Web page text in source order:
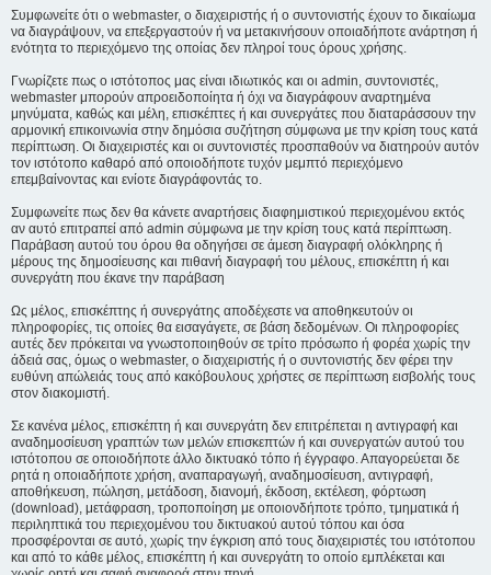
Συμφωνείτε ότι ο webmaster, ο διαχειριστής ή ο συντονιστής έχουν το δικαίωμα
να διαγράψουν, να επεξεργαστούν ή να μετακινήσουν οποιαδήποτε ανάρτηση ή
ενότητα το περιεχόμενο της οποίας δεν πληροί τους όρους χρήσης.
Γνωρίζετε πως ο ιστότοπος μας είναι ιδιωτικός και οι admin, συντονιστές,
webmaster μπορούν απροειδοποίητα ή όχι να διαγράφουν αναρτημένα
μηνύματα, καθώς και μέλη, επισκέπτες ή και συνεργάτες που διαταράσσουν την
αρμονική επικοινωνία στην δημόσια συζήτηση σύμφωνα με την κρίση τους κατά
περίπτωση. Οι διαχειριστές και οι συντονιστές προσπαθούν να διατηρούν αυτόν
τον ιστότοπο καθαρό από οποιοδήποτε τυχόν μεμπτό περιεχόμενο
επεμβαίνοντας και ενίοτε διαγράφοντάς το.
Συμφωνείτε πως δεν θα κάνετε αναρτήσεις διαφημιστικού περιεχομένου εκτός
αν αυτό επιτραπεί από admin σύμφωνα με την κρίση τους κατά περίπτωση.
Παράβαση αυτού του όρου θα οδηγήσει σε άμεση διαγραφή ολόκληρης ή
μέρους της δημοσίευσης και πιθανή διαγραφή του μέλους, επισκέπτη ή και
συνεργάτη που έκανε την παράβαση
Ως μέλος, επισκέπτης ή συνεργάτης αποδέχεστε να αποθηκευτούν οι
πληροφορίες, τις οποίες θα εισαγάγετε, σε βάση δεδομένων. Οι πληροφορίες
αυτές δεν πρόκειται να γνωστοποιηθούν σε τρίτο πρόσωπο ή φορέα χωρίς την
άδειά σας, όμως ο webmaster, ο διαχειριστής ή ο συντονιστής δεν φέρει την
ευθύνη απώλειάς τους από κακόβουλους χρήστες σε περίπτωση εισβολής τους
στον διακομιστή.
Σε κανένα μέλος, επισκέπτη ή και συνεργάτη δεν επιτρέπεται η αντιγραφή και
αναδημοσίευση γραπτών των μελών επισκεπτών ή και συνεργατών αυτού του
ιστότοπου σε οποιοδήποτε άλλο δικτυακό τόπο ή έγγραφο. Απαγορεύεται δε
ρητά η οποιαδήποτε χρήση, αναπαραγωγή, αναδημοσίευση, αντιγραφή,
αποθήκευση, πώληση, μετάδοση, διανομή, έκδοση, εκτέλεση, φόρτωση
(download), μετάφραση, τροποποίηση με οποιονδήποτε τρόπο, τμηματικά ή
περιληπτικά του περιεχομένου του δικτυακού αυτού τόπου και όσα
προσφέρονται σε αυτό, χωρίς την έγκριση από τους διαχειριστές του ιστότοπου
και από το κάθε μέλος, επισκέπτη ή και συνεργάτη το οποίο εμπλέκεται και